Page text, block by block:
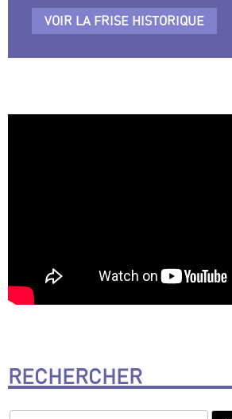
VOIR LA FRISE HISTORIQUE
RECHERCHER